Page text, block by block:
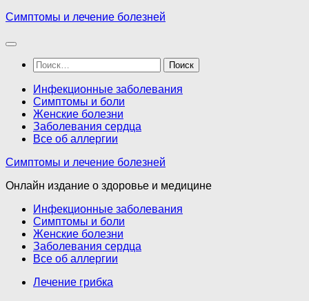
Перейти
содержимому
Симптомы и лечение болезней
Найти:
Инфекционные заболевания
Симптомы и боли
Женские болезни
Заболевания сердца
Все об аллергии
Симптомы и лечение болезней
Онлайн издание о здоровье и медицине
Инфекционные заболевания
Симптомы и боли
Женские болезни
Заболевания сердца
Все об аллергии
Лечение грибка